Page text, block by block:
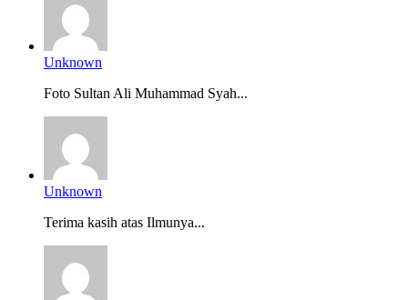
Unknown
Foto Sultan Ali Muhammad Syah...
Unknown
Terima kasih atas Ilmunya...